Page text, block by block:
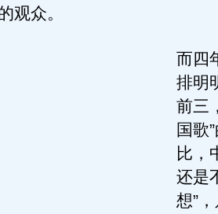
观众。
而四
排明
前三
国歌
比，
还是
想”